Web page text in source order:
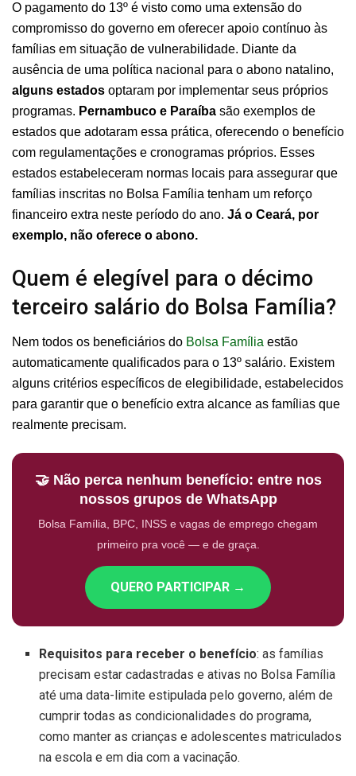
O pagamento do 13º é visto como uma extensão do
compromisso do governo em oferecer apoio contínuo às
famílias em situação de vulnerabilidade. Diante da
ausência de uma política nacional para o abono natalino,
alguns estados optaram por implementar seus próprios
programas. Pernambuco e Paraíba são exemplos de
estados que adotaram essa prática, oferecendo o benefício
com regulamentações e cronogramas próprios. Esses
estados estabeleceram normas locais para assegurar que
famílias inscritas no Bolsa Família tenham um reforço
financeiro extra neste período do ano. Já o Ceará, por
exemplo, não oferece o abono.
Quem é elegível para o décimo
terceiro salário do Bolsa Família?
Nem todos os beneficiários do Bolsa Família estão
automaticamente qualificados para o 13º salário. Existem
alguns critérios específicos de elegibilidade, estabelecidos
para garantir que o benefício extra alcance as famílias que
realmente precisam.
🤝 Não perca nenhum benefício: entre nos
nossos grupos de WhatsApp
Bolsa Família, BPC, INSS e vagas de emprego chegam
primeiro pra você — e de graça.
QUERO PARTICIPAR →
Requisitos para receber o benefício: as famílias
precisam estar cadastradas e ativas no Bolsa Família
até uma data-limite estipulada pelo governo, além de
cumprir todas as condicionalidades do programa,
como manter as crianças e adolescentes matriculados
na escola e em dia com a vacinação.